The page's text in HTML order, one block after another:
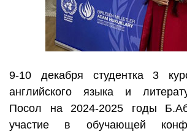
9-10 декабря студентка 3
английского языка и
Посол на 2024-2025 годы
участие в обучающей